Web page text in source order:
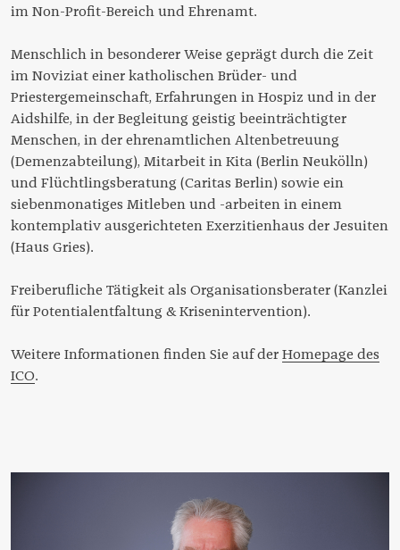
im Non-Profit-Bereich und Ehrenamt.
Menschlich in besonderer Weise geprägt durch die Zeit
im Noviziat einer katholischen Brüder- und
Priestergemeinschaft, Erfahrungen in Hospiz und in der
Aidshilfe, in der Begleitung geistig beeinträchtigter
Menschen, in der ehrenamtlichen Altenbetreuung
(Demenzabteilung), Mitarbeit in Kita (Berlin Neukölln)
und Flüchtlingsberatung (Caritas Berlin) sowie ein
siebenmonatiges Mitleben und -arbeiten in einem
kontemplativ ausgerichteten Exerzitienhaus der Jesuiten
(Haus Gries).
Freiberufliche Tätigkeit als Organisationsberater (Kanzlei
für Potentialentfaltung & Krisenintervention).
Weitere Informationen finden Sie auf der Homepage des
ICO.